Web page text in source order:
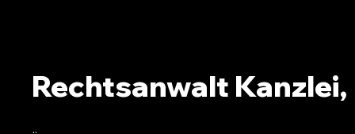
Rechtsanwalt Kanzlei,